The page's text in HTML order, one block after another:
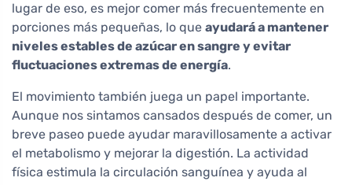
lugar de eso, es mejor comer más frecuentemente en
porciones más pequeñas, lo que ayudará a mantener
niveles estables de azúcar en sangre y evitar
fluctuaciones extremas de energía.
El movimiento también juega un papel importante.
Aunque nos sintamos cansados después de comer, un
breve paseo puede ayudar maravillosamente a activar
el metabolismo y mejorar la digestión. La actividad
física estimula la circulación sanguínea y ayuda al